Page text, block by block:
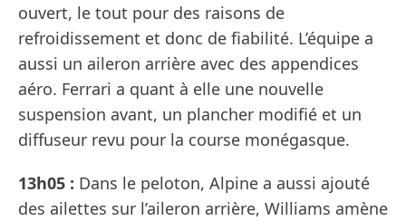
ouvert, le tout pour des raisons de
refroidissement et donc de fiabilité. L’équipe a
aussi un aileron arrière avec des appendices
aéro. Ferrari a quant à elle une nouvelle
suspension avant, un plancher modifié et un
diffuseur revu pour la course monégasque.
13h05 : Dans le peloton, Alpine a aussi ajouté
des ailettes sur l’aileron arrière, Williams amène